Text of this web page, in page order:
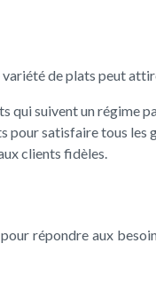
de plats peut
qui suivent un régime
pour satisfaire tous les
clients fidèles.
répondre aux